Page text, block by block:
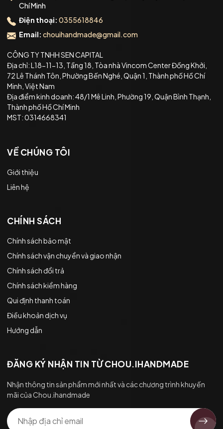
Chí Minh
Điện thoại: 0355618846
Email: chouihandmade@gmail.com
CÔNG TY TNHH SEN CAPITAL
Địa chỉ: L18-11-13, Tầng 18, Tòa nhà Vincom Center Đồng Khởi,
72 Lê Thánh Tôn, Phường Bến Nghé, Quận 1, Thành phố Hồ Chí
Minh, Việt Nam
Địa điểm kinh doanh: 48/1 Mê Linh, Phường 19, Quận Bình Thạnh,
Thành phố Hồ Chí Minh
MST: 0314668341
VỀ CHÚNG TÔI
Giới thiệu
Liên hệ
CHÍNH SÁCH
Chính sách bảo mật
Chính sách vận chuyển và giao nhận
Chính sách đổi trả
Chính sách kiểm hàng
Qui định thanh toán
Điều khoản dịch vụ
Hướng dẫn
ĐĂNG KÝ NHẬN TIN TỪ CHOU.IHANDMADE
Nhận thông tin sản phẩm mới nhất và các chương trình khuyến
mãi của Chou.ihandmade